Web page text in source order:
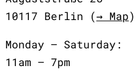
10117 Berlin (→ Map)
Monday – Saturday:
11am – 7pm